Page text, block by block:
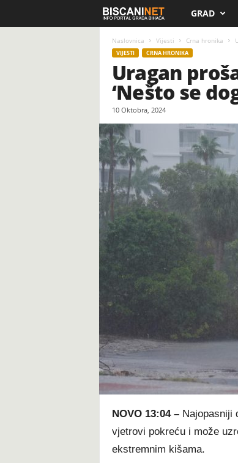
i
c
n
i
GRAD
Naslovnica Vijesti Crna hronika
VIJESTI CRNA HRONIKA
Uragan
‘Nešto se
10 Oktobra, 2024
NOVO 13:04 – Najopasniji
vjetrovi pokreću i može
ekstremnim kišama.